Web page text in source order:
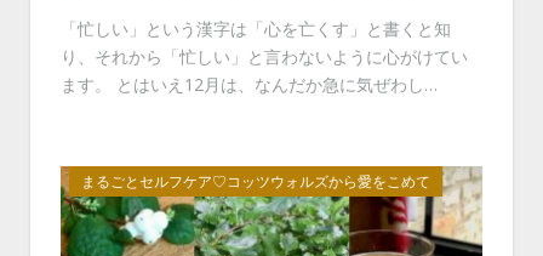
「忙しい」という漢字は「心を亡くす」と書くと知
り、それから「忙しい」と言わないように心がけてい
ます。 とはいえ12月は、なんだか急に気ぜわし…
まるごとセルフケア♡コッツウォルズから愛をこめて